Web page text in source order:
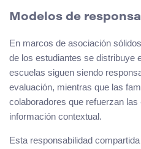
Modelos de
En marcos de asociación
de los estudiantes se distribuye
escuelas siguen siendo
evaluación, mientras que las
colaboradores que refuerzan
información contextual.
Esta responsabilidad